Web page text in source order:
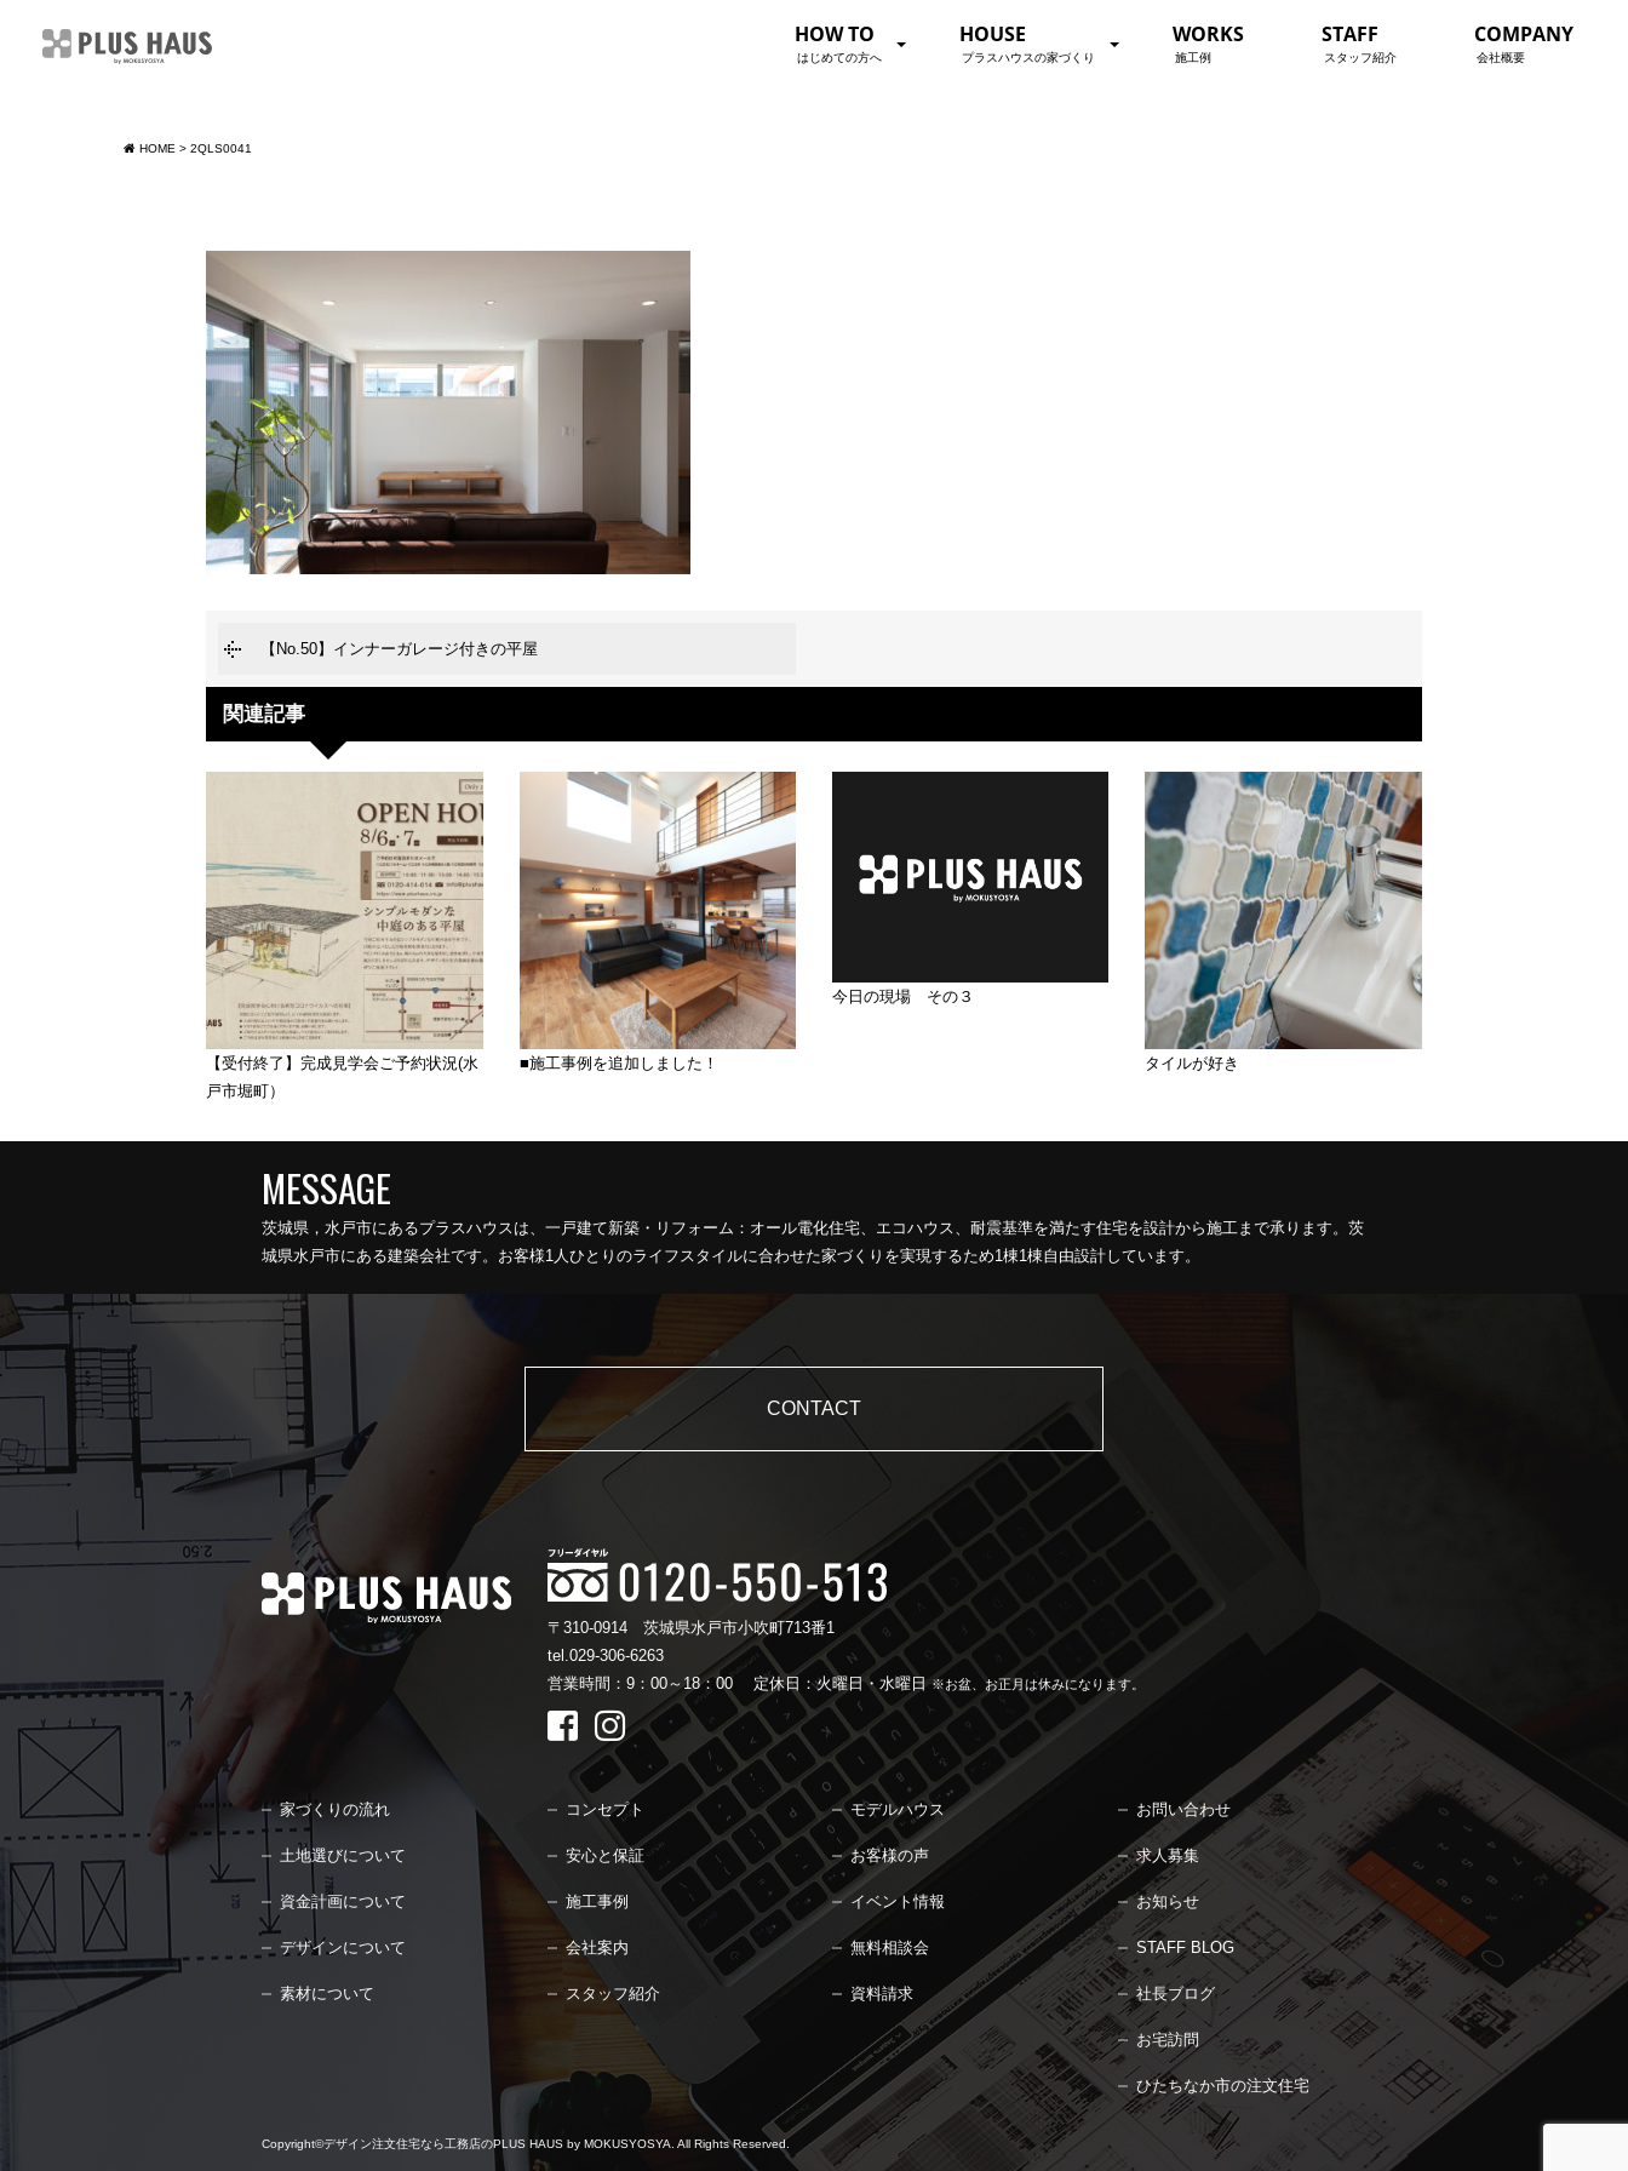
HOW TO
はじめての方へ
HOUSE
プラスハウスの家づくり
WORKS
施工例
STAFF
スタッフ紹介
COMPANY
会社概要
HOME > 2QLS0041
【No.50】インナーガレージ付きの平屋
関連記事
【受付終了】完成見学会ご予約状況(水
戸市堀町）
■施工事例を追加しました！
今日の現場 その３
タイルが好き
茨城県，水戸市にあるプラスハウスは、一戸建て新築・リフォーム：オール電化住宅、エコハウス、耐震基準を満たす住宅を設計から施工まで承ります。茨
城県水戸市にある建築会社です。お客様1人ひとりのライフスタイルに合わせた家づくりを実現するため1棟1棟自由設計しています。
CONTACT
〒310-0914 茨城県水戸市小吹町713番1
tel.029-306-6263
営業時間：9：00～18：00
定休日：火曜日・水曜日 ※お盆、お正月は休みになります。
家づくりの流れ
土地選びについて
資金計画について
デザインについて
素材について
コンセプト
安心と保証
施工事例
会社案内
スタッフ紹介
モデルハウス
お客様の声
イベント情報
無料相談会
資料請求
お問い合わせ
求人募集
お知らせ
STAFF BLOG
社長ブログ
お宅訪問
ひたちなか市の注文住宅
Copyright©デザイン注文住宅なら工務店のPLUS HAUS by MOKUSYOSYA. All Rights Reserved.